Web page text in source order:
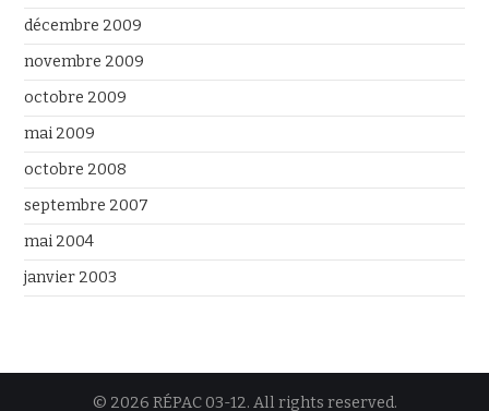
décembre 2009
novembre 2009
octobre 2009
mai 2009
octobre 2008
septembre 2007
mai 2004
janvier 2003
© 2026 RÉPAC 03-12. All rights reserved.